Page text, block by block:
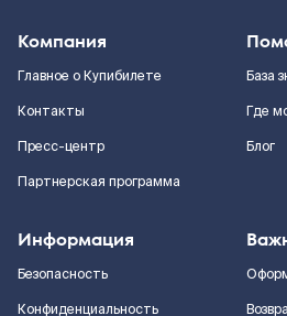
Компания
Главное о Купибилете
Контакты
Пресс-центр
Партнерская программа
База
Где
Блог
Информация
Безопасность
Конфиденциальность